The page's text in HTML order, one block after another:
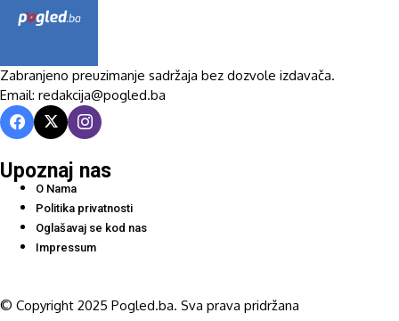
Zabranjeno preuzimanje sadržaja bez dozvole izdavača.
Email: redakcija@pogled.ba
Upoznaj nas
O Nama
Politika privatnosti
Oglašavaj se kod nas
Impressum
© Copyright 2025 Pogled.ba. Sva prava pridržana